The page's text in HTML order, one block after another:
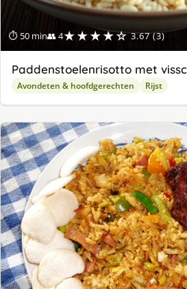
⏱ 50 min👥 4★★★★☆ 3.67 (3)
Paddenstoelenrisotto met
Avondeten & hoofdgerechten Rijst